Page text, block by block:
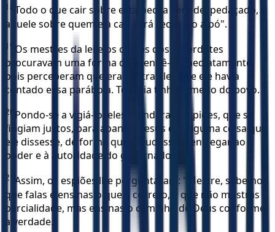
18 Todo o que cair sobre esta pedra será despedaçado, e
aquele sobre quem ela cair será reduzido a pó".
19 Os mestres da lei e os chefes dos sacerdotes
procuravam uma forma de prendê-lo imediatamente,
pois perceberam que era contra eles que ele havia
contado essa parábola. Todavia tinham medo do povo.
20 Pondo-se a vigiá-lo, eles mandaram espiões, que se
fingiam justos, para apanhar Jesus em alguma coisa que
ele dissesse, de forma que o pudessem entregar ao
poder e à autoridade do governador.
21
Assim, os espiões lhe perguntaram: "Mestre, sabemos
que falas e ensinas o que é correto, e que não mostras
parcialidade, mas ensinas o caminho de Deus conforme
a verdade.